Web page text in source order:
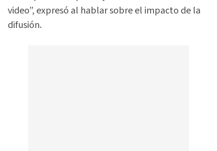
video”, expresó al hablar sobre el impacto de la
difusión.